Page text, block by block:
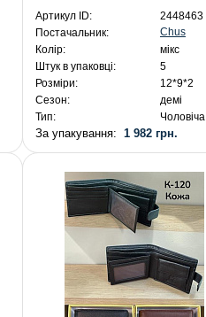
Артикул ID:
2448463
Постачальник:
Chus
Колір:
мікс
Штук в упаковці:
5
Розміри:
12*9*2
Сезон:
демі
Тип:
Чоловіча
За упакування: 1 982 грн.